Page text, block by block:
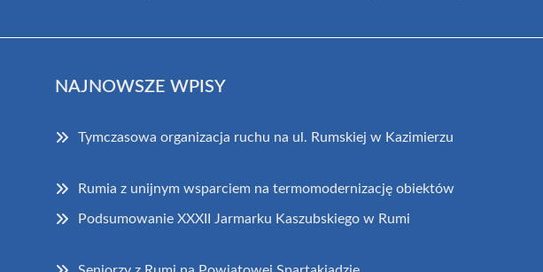
NAJNOWSZE WPISY
Tymczasowa organizacja ruchu na ul. Rumskiej w Kazimierzu
Rumia z unijnym wsparciem na termomodernizację obiektów
Podsumowanie XXXII Jarmarku Kaszubskiego w Rumi